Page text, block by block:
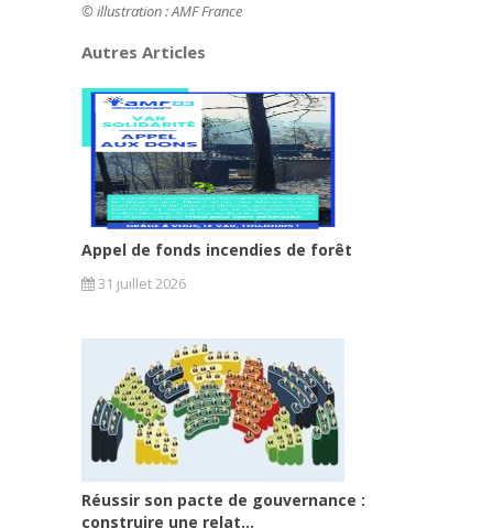
© illustration :AMF France
Autres Articles
Appel de fonds incendies de forêt
31 juillet 2026
Réussir son pacte de gouvernance :
construire une relat...